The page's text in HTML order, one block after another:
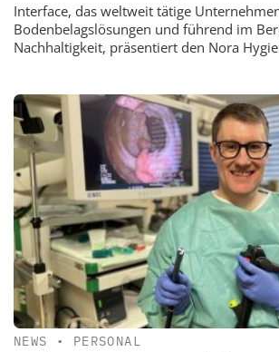
Interface, das weltweit tätige
Bodenbelagslösungen und führend im
Nachhaltigkeit, präsentiert den Nora
NEWS • PERSONAL